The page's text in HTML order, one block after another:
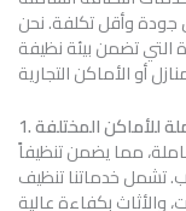
جودة وأقل تكلفة. نحن
التي تضمن بيئة نظيفة
للأماكن المختلفة
مما يضمن تنظيفاً
تشمل خدماتنا تنظيف